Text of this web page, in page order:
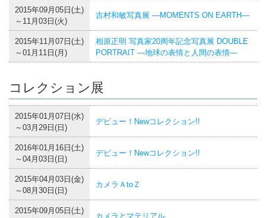
2015年09月05日(土)
～11月03日(火)
吉村和敏写真展 ―MOMENTS ON EARTH―
2015年11月07日(土)
～01月11日(月)
相原正明 写真家20周年記念写真展 DOUBLE
PORTRAIT ―地球の表情と人間の表情―
コレクション展
2015年01月07日(水)
～03月29日(日)
デビュー！Newコレクション!!
2016年01月16日(土)
～04月03日(日)
デビュー！Newコレクション!!
2015年04月03日(金)
～08月30日(日)
カメラＡtoＺ
2015年09月05日(土)
カメラとマテリアル